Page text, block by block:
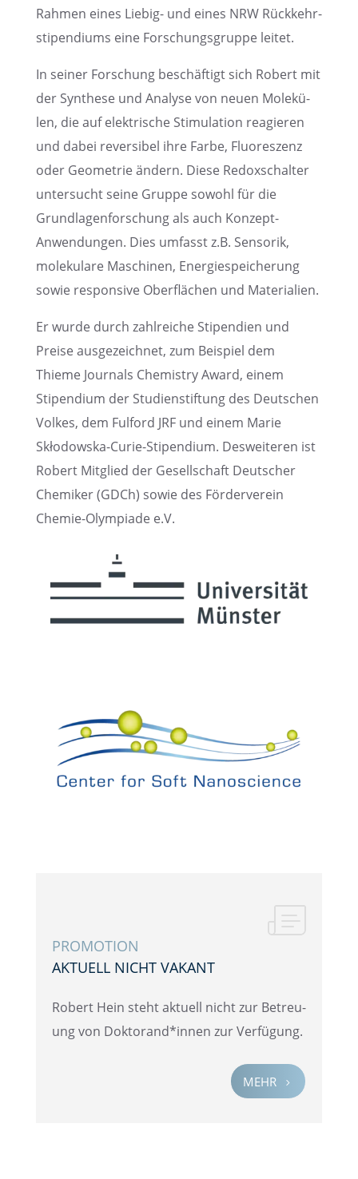
Rahmen eines Liebig- und eines NRW Rückkehr­
sti­pen­di­ums eine Forschungs­gruppe leitet.
In seiner Forschung beschäf­tigt sich Robert mit
der Synthese und Analyse von neuen Molekü­
len, die auf elektri­sche Stimu­la­tion reagie­ren
und dabei rever­si­bel ihre Farbe, Fluores­zenz
oder Geome­trie ändern. Diese Redox­schal­ter
unter­sucht seine Gruppe sowohl für die
Grund­la­gen­for­schung als auch Konzept-
Anwen­dun­gen. Dies umfasst z.B. Senso­rik,
moleku­lare Maschi­nen, Energie­spei­che­rung
sowie respon­sive Oberflä­chen und Materialien.
Er wurde durch zahlrei­che Stipen­dien und
Preise ausge­zeich­net, zum Beispiel dem
Thieme Journals Chemis­try Award, einem
Stipen­dium der Studi­en­stif­tung des Deutschen
Volkes, dem Fulford JRF und einem Marie
Skłodowska-Curie-Stipen­dium. Deswei­te­ren ist
Robert Mitglied der Gesell­schaft Deutscher
Chemi­ker (GDCh) sowie des Förder­ver­ein
Chemie-Olympiade e.V.
PROMO­TION
AKTUELL NICHT VAKANT
Robert Hein steht aktuell nicht zur Betreu­
ung von Doktorand*innen zur Verfügung.
MEHR 5